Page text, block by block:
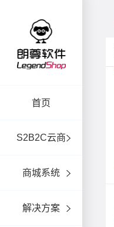
首页
S2B2C云商
商城系统
解决方案